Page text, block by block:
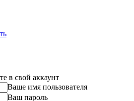
в свой аккаунт
Ваше имя пользователя
Ваш пароль